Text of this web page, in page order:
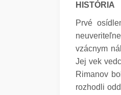
HISTÓRIA
Prvé
vzácnym
Jej vek
Rimanov
rozhodli